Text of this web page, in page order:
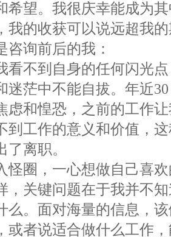
希望。我很庆幸能成为
我的收获可以说远超我
咨询前后的我：
看不到自身的任何闪光
迷茫中不能自拔。年近
虑和惶恐，之前的工作
到工作的意义和价值，
了离职。
怪圈，一心想做自己喜
，关键问题在于我并不
么。面对海量的信息，
或者说适合做什么工作